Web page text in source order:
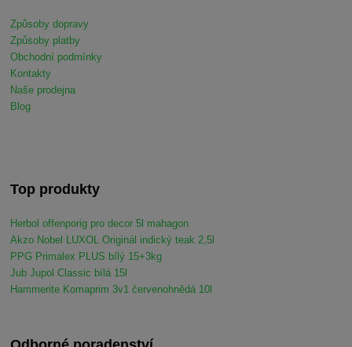
Způsoby dopravy
Způsoby platby
Obchodní podmínky
Kontakty
Naše prodejna
Blog
Top produkty
Herbol offenporig pro decor 5l mahagon
Akzo Nobel LUXOL Originál indický teak 2,5l
PPG Primalex PLUS bílý 15+3kg
Jub Jupol Classic bílá 15l
Hammerite Komaprim 3v1 červenohnědá 10l